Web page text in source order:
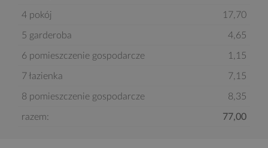
4 pokój 17,70
5 garderoba 4,65
6 pomieszczenie gospodarcze 1,15
7 łazienka 7,15
8 pomieszczenie gospodarcze 8,35
razem: 77,00